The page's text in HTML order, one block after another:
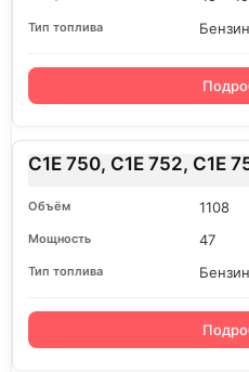
Бензин
C1E 750, C1E 752, C1E
1108
47
Бензин